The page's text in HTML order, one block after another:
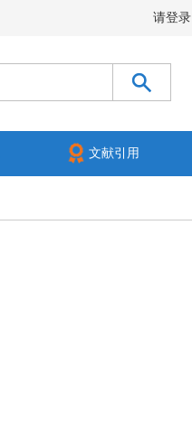
请登录
文献引用